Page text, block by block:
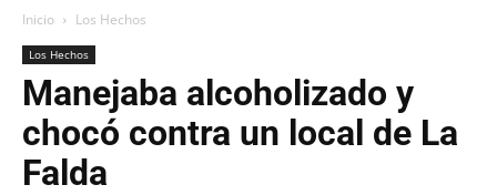
Inicio Los Hechos
Los Hechos
Manejaba alcoholizado y
chocó contra un local de La
Falda